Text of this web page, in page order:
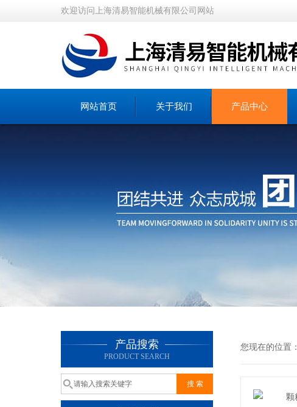
欢迎访问上海清易智能机械有限公司网站
网站首页 关于我们 产品中心
产品搜索
PRODUCT SEARCH
您现在的位置：